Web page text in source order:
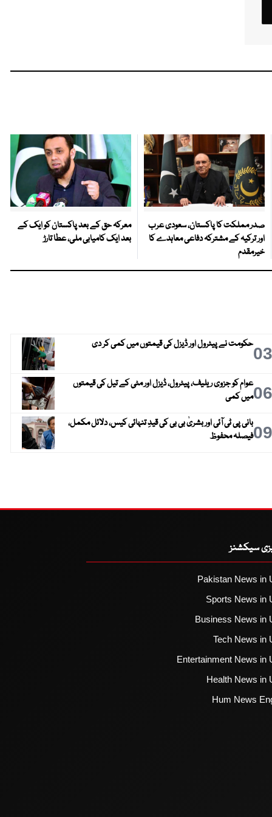
صدر مملکت کا پاکستان، سعودی عرب
اور ترکیہ کے مشترکہ دفاعی معاہدے کا
خیرمقدم
معرکہ حق کے بعد پاکستان کو ایک کے
بعد ایک کامیابی ملی، عطا تارڑ
03حکومت نے پیٹرول اور ڈیزل کی قیمتوں میں کمی کر دی
06عوام کو جزوی ریلیف، پیٹرول، ڈیزل اور مٹی کے تیل کی قیمتوں
میں کمی
09بانی پی ٹی آئی اور بشریٰ بی بی کی قیدِ تنہائی کیس، دلائل مکمل،
فیصلہ محفوظ
سیکشنز
Pakistan News in
Sports News in
Business News in
Tech News in
Entertainment News in
Health News in
Hum News